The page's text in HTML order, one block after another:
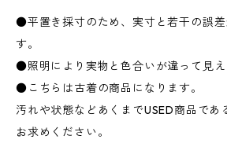
●平置き採寸のため、実寸と若干の誤
す。
●照明により実物と色合いが違って見え
●こちらは古着の商品になります。
汚れや状態などあくまでUSED商品であ
お求めください。